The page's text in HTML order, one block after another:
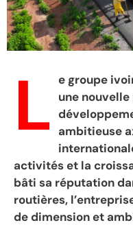
L e groupe
une
ambitieuse
activités et la
bâti sa réputation
routières,
de dimension et